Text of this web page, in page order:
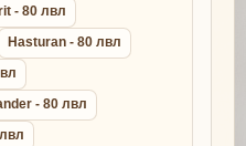
- 80 лвл
Hasturan - 80 лвл
- 80 лвл